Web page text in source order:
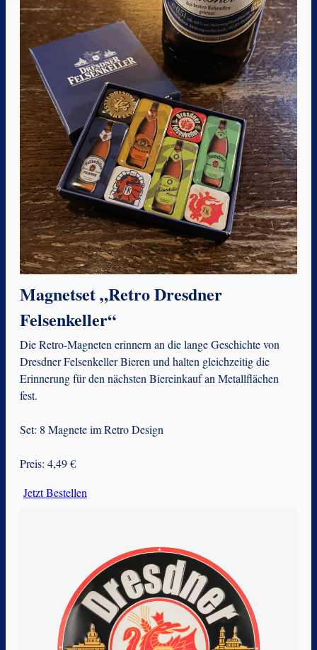
Magnetset „Retro Dresdner
Felsenkeller“
Die Retro-Magneten erinnern an die lange Geschichte von
Dresdner Felsenkeller Bieren und halten gleichzeitig die
Erinnerung für den nächsten Biereinkauf an Metallflächen
fest.
Set: 8 Magnete im Retro Design
Preis: 4,49 €
Jetzt Bestellen